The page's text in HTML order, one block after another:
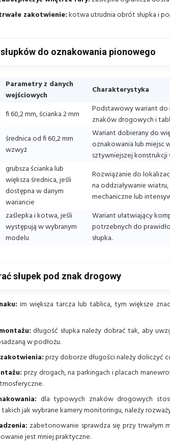
zakotwienie:kotwa utrudnia obrót słupka i
do oznakowania pionowego
Parametry z danych
wejściowych
Charakterystyka
fi 60,2 mm, ścianka 2 mm
Podstawowy wariant
znaków drogowych i
średnica od fi 60,2 mm
wzwyż
Wariant dobierany do
oznakowania lub miejsc
sztywniejszej konstrukcji
grubsza ścianka lub
większa średnica, jeśli
dostępna w danym
wariancie
Rozwiązanie do
na oddziaływanie
mechaniczne lub
zaślepka i kotwa, jeśli
występują w wybranym
modelu
Wariant ułatwiający
potrzebnych do
słupka.
słupek pod znak drogowy
im większa tarcza lub tablica, tym większe
długość słupka należy dobrać tak, aby
w podłożu.
przy doborze długości należy doliczyć
przy drogach, na parkingach i placach
dla typowych znaków drogowych
jak wybrane kamery monitoringu, należy
zabetonowanie sprawdza się przy trwałym
jest mniej praktyczne.